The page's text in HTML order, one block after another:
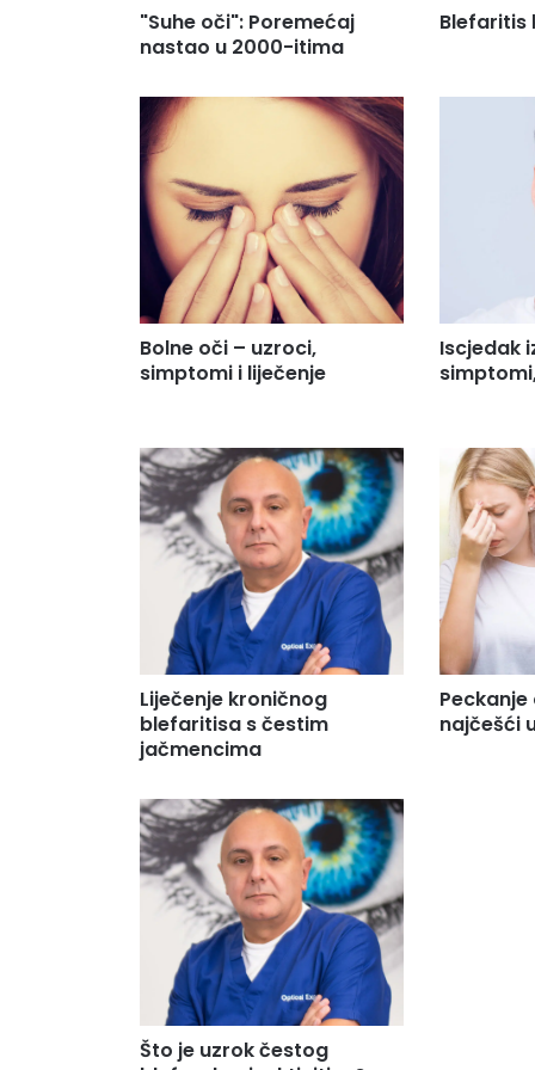
"Suhe oči": Poremećaj
nastao u 2000-itima
Blefaritis
Bolne oči – uzroci,
simptomi i liječenje
Iscjedak
Liječenje kroničnog
blefaritisa s čestim
jačmencima
Peckanje
najčešći
Što je uzrok čestog